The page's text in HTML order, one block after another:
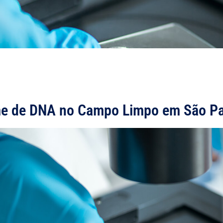
de DNA no Campo Limpo em São